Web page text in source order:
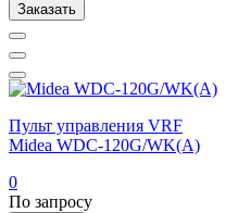
Заказать
Пульт управления VRF
Midea WDC-120G/WK(A)
0
По запросу